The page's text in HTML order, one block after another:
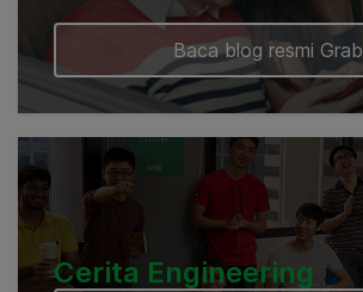
Baca blog resmi Grab
Cerita Engineering